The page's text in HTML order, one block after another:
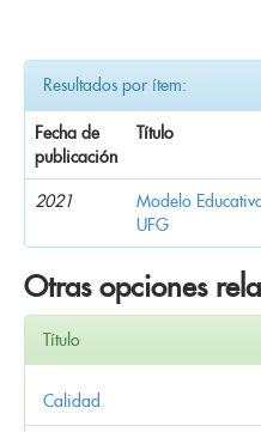
Resultados por ítem:
Fecha de
publicación
Título
2021
Modelo
UFG
Otras opciones
Título
Calidad